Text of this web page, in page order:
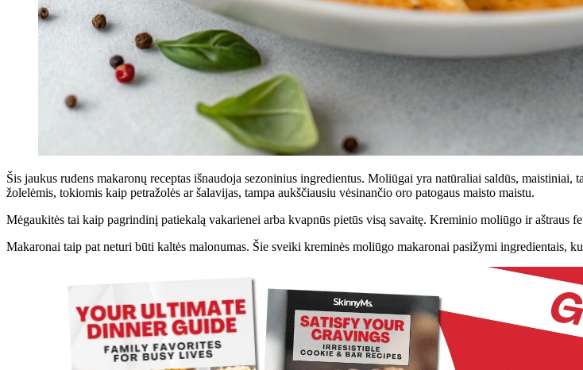
Šis jaukus rudens makaronų receptas išnaudoja sezoninius ingredientus. Moliūgai yra natūraliai saldūs,
žolelėmis, tokiomis kaip petražolės ar šalavijas, tampa aukščiausiu vėsinančio oro patogaus maisto maistu.
Mėgaukitės tai kaip pagrindinį patiekalą vakarienei arba kvapnūs pietūs visą savaitę. Kreminio moliūgo ir
Makaronai taip pat neturi būti kaltės malonumas. Šie sveiki kreminės moliūgo makaronai pasižymi ingredientais,